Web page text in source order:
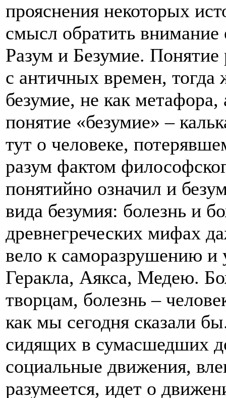
прояснения некоторых
смысл обратить
Разум и Безумие.
с античных времен, тогда
безумие, не как
понятие «безумие» –
тут о человеке,
разум фактом
понятийно означил и
вида безумия: болезнь и
древнегреческих мифах
вело к саморазрушению
Геракла, Аякса, Медею.
творцам, болезнь –
как мы сегодня сказали
сидящих в сумасшедших
социальные движения,
разумеется, идет о